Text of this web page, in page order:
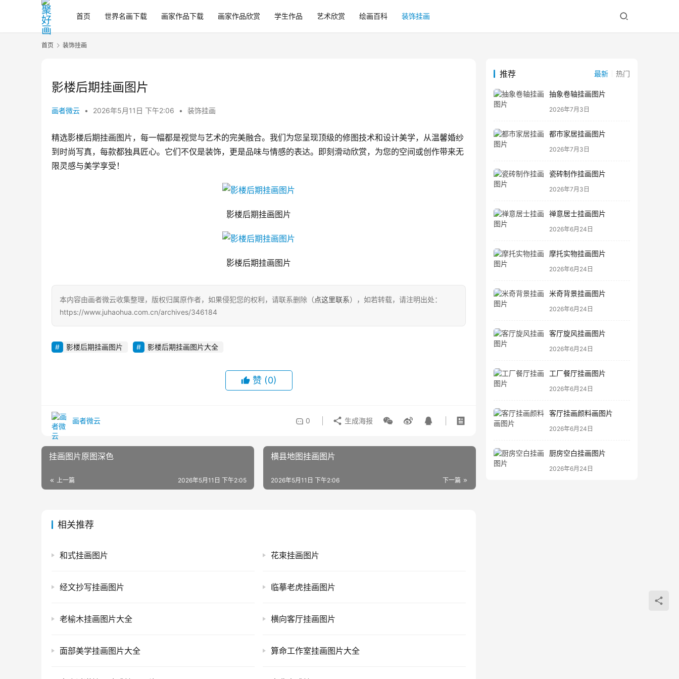
首页 世界名画下载 画家作品下载 画家作品欣赏 学生作品 艺术欣赏 绘画百科 装饰挂画
首页 装饰挂画
影楼后期挂画图片
画者微云 • 2026年5月11日 下午2:06 • 装饰挂画
精选影楼后期挂画图片，每一幅都是视觉与艺术的完美融合。我们为您呈现顶级的修图技术和设计美学，从温馨婚纱
到时尚写真，每款都独具匠心。它们不仅是装饰，更是品味与情感的表达。即刻滑动欣赏，为您的空间或创作带来无
限灵感与美学享受！
影楼后期挂画图片
影楼后期挂画图片
本内容由画者微云收集整理，版权归属原作者，如果侵犯您的权利，请联系删除（点这里联系），如若转载，请注明出处：
https://www.juhaohua.com.cn/archives/346184
影楼后期挂画图片 影楼后期挂画图片大全
赞 (0)
画者微云 0 生成海报
挂画图片原图深色
上一篇 2026年5月11日 下午2:05
横县地图挂画图片
下一篇
2026年5月11日 下午2:06
相关推荐
和式挂画图片 花束挂画图片
经文抄写挂画图片 临摹老虎挂画图片
老榆木挂画图片大全 横向客厅挂画图片
面部美学挂画图片大全 算命工作室挂画图片大全
推荐 最新 热门
抽象卷轴挂画图片
2026年7月3日
都市家居挂画图片
2026年7月3日
瓷砖制作挂画图片
2026年7月3日
禅意居士挂画图片
2026年6月24日
摩托实物挂画图片
2026年6月24日
米奇背景挂画图片
2026年6月24日
客厅旋风挂画图片
2026年6月24日
工厂餐厅挂画图片
2026年6月24日
客厅挂画颜料画图片
2026年6月24日
厨房空白挂画图片
2026年6月24日